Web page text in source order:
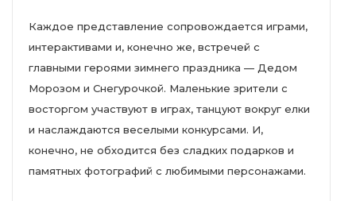
Каждое представление сопровождается играми,
интерактивами и, конечно же, встречей с
главными героями зимнего праздника — Дедом
Морозом и Снегурочкой. Маленькие зрители с
восторгом участвуют в играх, танцуют вокруг елки
и наслаждаются веселыми конкурсами. И,
конечно, не обходится без сладких подарков и
памятных фотографий с любимыми персонажами.